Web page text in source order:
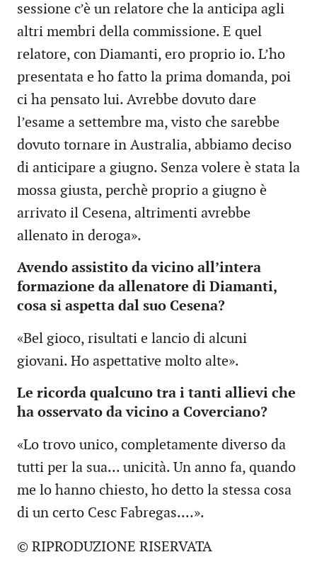
sessione c’è un relatore che la anticipa agli
altri membri della commissione. E quel
relatore, con Diamanti, ero proprio io. L’ho
presentata e ho fatto la prima domanda, poi
ci ha pensato lui. Avrebbe dovuto dare
l’esame a settembre ma, visto che sarebbe
dovuto tornare in Australia, abbiamo deciso
di anticipare a giugno. Senza volere è stata la
mossa giusta, perchè proprio a giugno è
arrivato il Cesena, altrimenti avrebbe
allenato in deroga».
Avendo assistito da vicino all’intera
formazione da allenatore di Diamanti,
cosa si aspetta dal suo Cesena?
«Bel gioco, risultati e lancio di alcuni
giovani. Ho aspettative molto alte».
Le ricorda qualcuno tra i tanti allievi che
ha osservato da vicino a Coverciano?
«Lo trovo unico, completamente diverso da
tutti per la sua... unicità. Un anno fa, quando
me lo hanno chiesto, ho detto la stessa cosa
di un certo Cesc Fabregas....».
© RIPRODUZIONE RISERVATA